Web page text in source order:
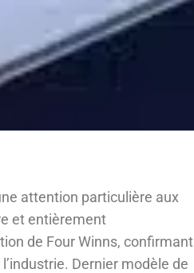
attention particulière aux
et entièrement
de Four Winns, confirmant
Dernier modèle de